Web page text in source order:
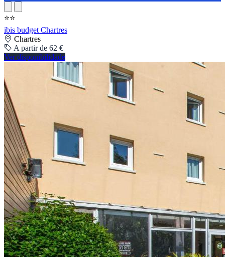
⭐⭐
ibis budget Chartres
Chartres
A partir de 62 €
Ver disponibilidade